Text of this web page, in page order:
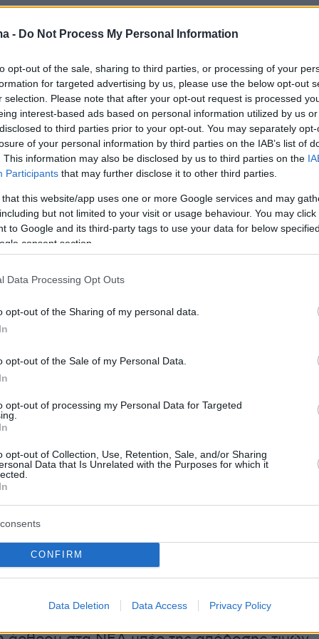
- Do Not Process My Personal Information
opt-out of the sale, sharing to third parties, or processing of your
for targeted advertising by us, please use the below opt-out
selection. Please note that after your opt-out request is processed
interest-based ads based on personal information utilized by us
to third parties prior to your opt-out. You may separately
of your personal information by third parties on the IAB’s list of
This information may also be disclosed by us to third parties on the
Participants that may further disclose it to other third parties.
that this website/app uses one or more Google services and may
but not limited to your visit or usage behaviour. You may
to Google and its third-party tags to use your data for below
consent section.
Data Processing Opt Outs
opt-out of the Sharing of my personal data.
opt-out of the Sale of my Personal Data.
opt-out of processing my Personal Data for Targeted
opt-out of Collection, Use, Retention, Sale, and/or Sharing
Data that Is Unrelated with the Purposes for which it
CONFIRM
Data Deletion Data Access Privacy Policy
το παρών θα δώσει η ευρωβουλευτής της
οι βουλευτές Μεσσηνίας της ΝΔ Μίλτος
και Περικλής Μαντάς, αλλά και ο βουλευτής
της ΝΔ Δημήτρης Βαρτζόπουλος. Και οι
είναι βουλευτές του περιβάλλοντος του
ώρα που γράφονταν αυτές οι γραμμές,
ΝΔ δεν είχαν επιδείξει προθυμία να δώσουν
Μητρόπολη.
πάντως, ο υπουργός ΑνάπτυξηςΆδωνις
(Mega) ότι, αν δεν έπρεπε να
Κουβέιτ τη Δευτέρα, θα πήγαινε στην κηδεία.
Μάκης Βορίδης, ενώ ο υπουργός
Πλεύρης κάνει σκέψεις για το αν πρέπει να
ίδιο μήκος κύματος είναι και ο
στην Αθήνα και ο περιφερειάρχης
Τζιτζικώστας, του οποίου ο
εκ του θεσμικού του ρόλου ως
Πατούλης, ενώ εκτός του κομματικού
στη Μητρόπολη θα πάει ο πρόεδρος της
Επιτροπής Σπύρος Καπράλος.
προκάλεσε και το γεγονός ότι ο Ισίδωρος
της Διεθνούς Ολυμπιακής Ακαδημίας